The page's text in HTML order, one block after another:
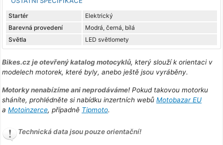
Startér
Elektrický
Barevná provedení
Modrá, černá, bílá
Světla
LED světlomety
Bikes.cz je otevřený katalog motocyklů, který slouží k orientaci v
modelech motorek, které byly, anebo ještě jsou vyráběny.
Motorky nenabízíme ani neprodáváme!Pokud takovou motorku
sháníte, prohlédněte si nabídku inzertních webů Motobazar EU
a Motoinzerce, případně Tipmoto.
Technická data jsou pouze orientační!